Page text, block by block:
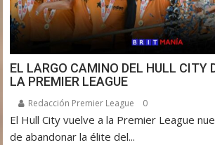
EL LARGO CAMINO DEL HULL CITY
LA PREMIER LEAGUE
Redacción Premier League 0
El Hull City vuelve a la Premier League
de abandonar la élite del...